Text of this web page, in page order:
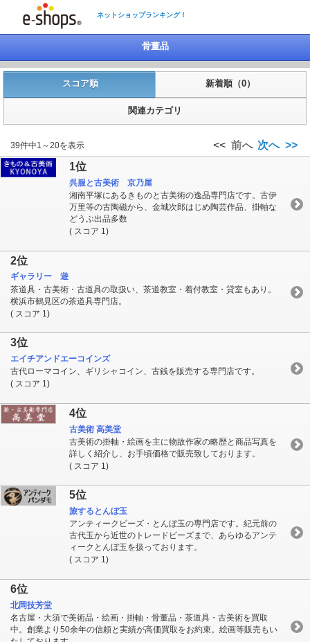
ネットショップランキング！
骨董品
スコア順 新着順（0）
関連カテゴリ
39件中1～20を表示 << 前へ 次へ >>
1位
呉服と古美術 京乃屋
湘南平塚にあるきものと古美術の逸品専門店です。古伊
万里等の古陶磁から、金城次郎はじめ陶芸作品、掛軸な
どうぶ出品多数
( スコア 1)
2位
ギャラリー 遊
茶道具・古美術・古道具の取扱い、茶道教室・着付教室・貸室もあり。
横浜市鶴見区の茶道具専門店。
( スコア 1)
3位
エイチアンドエーコインズ
古代ローマコイン、ギリシャコイン、古銭を販売する専門店です。
( スコア 1)
4位
古美術 高美堂
古美術の掛軸・絵画を主に物故作家の略歴と商品写真を
詳しく紹介し、お手頃価格で販売致しております。
( スコア 1)
5位
旅するとんぼ玉
アンティークビーズ・とんぼ玉の専門店です。紀元前の
古代玉から近世のトレードビーズまで、あらゆるアンテ
ィークとんぼ玉を扱っております。
( スコア 1)
6位
北岡技芳堂
名古屋・大須で美術品・絵画・掛軸・骨董品・茶道具・古美術を買取
中。創業より50余年の信頼と実績が高価買取をお約束。絵画等販売もい